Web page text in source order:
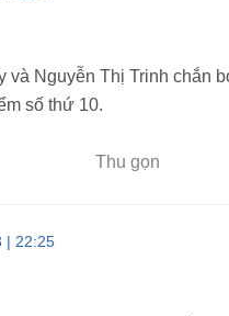
và Nguyễn Thị Trinh chắn
số thứ 10.
Thu gọn
| 22:25